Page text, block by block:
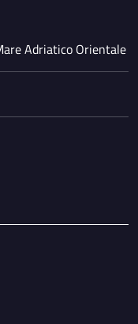
Adriatico Orientale